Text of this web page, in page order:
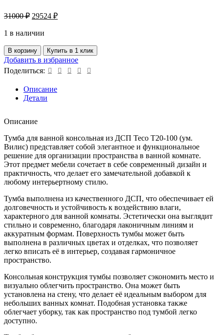
31000₽ Первоначальная
составляла
29524 ₽Текущая
1 в наличии
Количество
товара
БРИЗ
Тумба
ДСП
Т20-
(ум.
Вилис)
В корзину Купить в 1 клик
Добавить в избранное
Поделиться:
Описание
Детали
Описание
Тумба для ванной консольная из ДСП Тесо Т20-100 (ум.
Вилис) представляет собой элегантное и функциональное
решение для организации пространства в ванной комнате.
Этот предмет мебели сочетает в себе современный дизайн и
практичность, что делает его замечательной добавкой к
любому интерьертному стилю.
Тумба выполнена из качественного ДСП, что обеспечивает ей
долговечность и устойчивость к воздействию влаги,
характерного для ванной комнаты. Эстетически она выглядит
стильно и современно, благодаря лаконичным линиям и
аккуратным формам. Поверхность тумбы может быть
выполнена в различных цветах и отделках, что позволяет
легко вписать её в интерьер, создавая гармоничное
пространство.
Консольная конструкция тумбы позволяет сэкономить место и
визуально облегчить пространство. Она может быть
установлена на стену, что делает её идеальным выбором для
небольших ванных комнат. Подобная установка также
облегчает уборку, так как пространство под тумбой легко
доступно.